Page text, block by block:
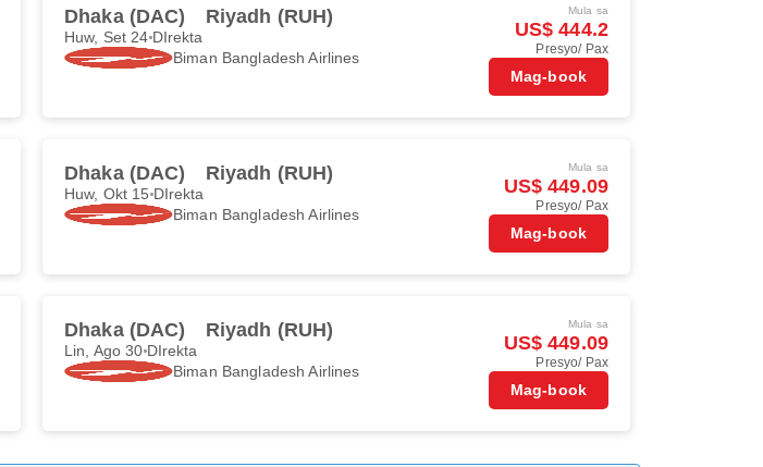
Dhaka (DAC) Riyadh (RUH)
Huw, Set 24 DIrekta
Biman Bangladesh Airlines
Mula sa
US$ 444.2
Presyo/ Pax
Mag-book
Dhaka (DAC) Riyadh (RUH)
Huw, Okt 15 DIrekta
Biman Bangladesh Airlines
Mula sa
US$ 449.09
Presyo/ Pax
Mag-book
Dhaka (DAC) Riyadh (RUH)
Lin, Ago 30 DIrekta
Biman Bangladesh Airlines
Mula sa
US$ 449.09
Presyo/ Pax
Mag-book